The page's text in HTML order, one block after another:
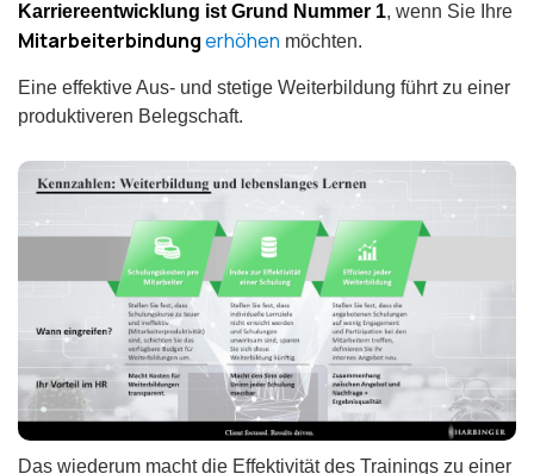
Karriereentwicklung ist Grund Nummer 1, wenn Sie Ihre
Mitarbeiterbindungerhöhen möchten.
Eine effektive Aus- und stetige Weiterbildung führt zu einer
produktiveren Belegschaft.
Das wiederum macht die Effektivität des Trainings zu einer